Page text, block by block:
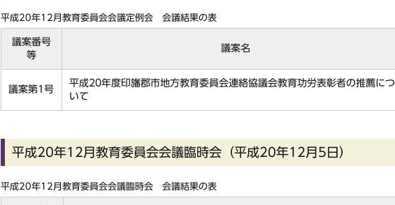
平成20年12月教育委員会会議定例会 会議結果の表
議案番号
等
議案名
議案第1号
平成20年度印旛郡市地方教育委員会連絡協議会教育功労表彰者の推薦につ
いて
平成20年12月教育委員会会議臨時会（平成20年12月5日）
平成20年12月教育委員会会議臨時会 会議結果の表